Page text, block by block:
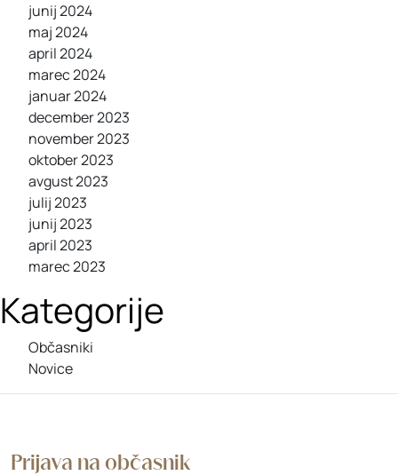
junij 2024
maj 2024
april 2024
marec 2024
januar 2024
december 2023
november 2023
oktober 2023
avgust 2023
julij 2023
junij 2023
april 2023
marec 2023
Kategorije
Občasniki
Novice
Prijava na občasnik